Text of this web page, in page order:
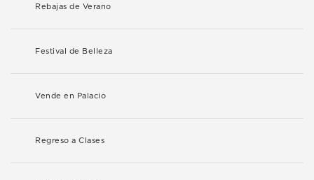
Rebajas de Verano
Festival de Belleza
Vende en Palacio
Regreso a Clases